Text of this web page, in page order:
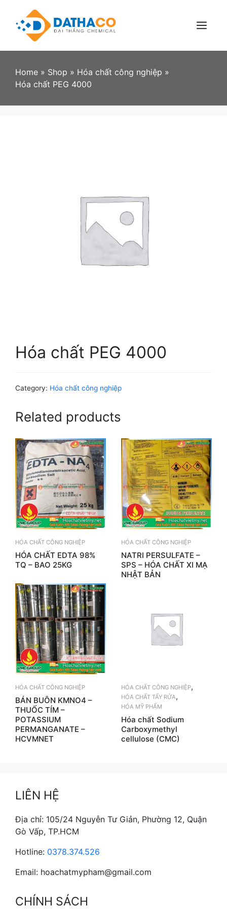
content
Menu
Home » Shop » Hóa chất công nghiệp »
Hóa chất PEG 4000
Hóa chất PEG 4000
Category: Hóa chất công nghiệp
Related products
HÓA CHẤT CÔNG NGHIỆP
HÓA CHẤT EDTA 98%
TQ – BAO 25KG
HÓA CHẤT CÔNG NGHIỆP
NATRI PERSULFATE –
SPS – HÓA CHẤT XI MẠ
NHẬT BẢN
HÓA CHẤT CÔNG NGHIỆP
BÁN BUÔN KMNO4 –
THUỐC TÍM –
POTASSIUM
PERMANGANATE –
HCVMNET
HÓA CHẤT CÔNG NGHIỆP,
HÓA CHẤT TẨY RỬA,
HÓA MỸ PHẨM
Hóa chất Sodium
Carboxymethyl
cellulose (CMC)
LIÊN HỆ
Địa chỉ: 105/24 Nguyễn Tư Giản, Phường 12, Quận
Gò Vấp, TP.HCM
Hotline: 0378.374.526
Email: hoachatmypham@gmail.com
CHÍNH SÁCH